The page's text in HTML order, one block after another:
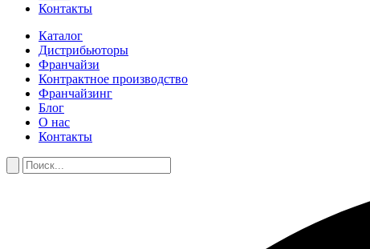
Контакты
Каталог
Дистрибьюторы
Франчайзи
Контрактное производство
Франчайзинг
Блог
О нас
Контакты